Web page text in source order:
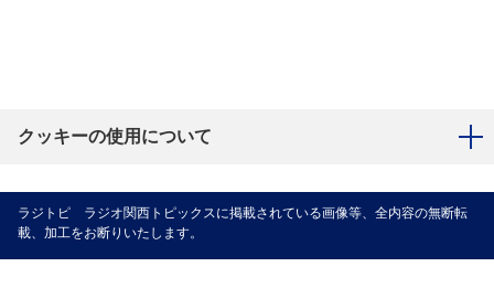
クッキーの使用について
ラジトピ ラジオ関西トピックスに掲載されている画像等、全内容の無断転
載、加工をお断りいたします。